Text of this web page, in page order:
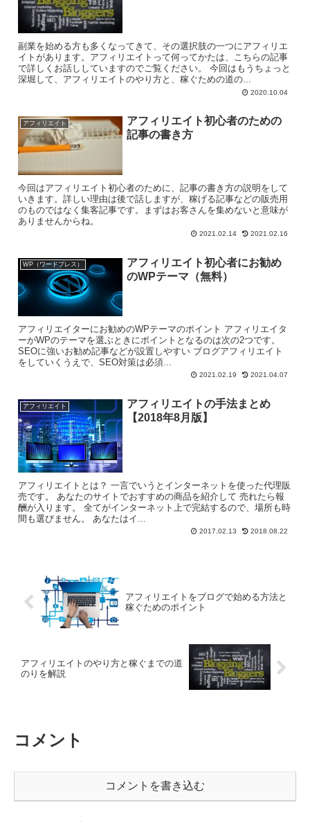
副業を始める方も多くなってきて、その選択肢の一つにアフィリエ
イトがあります。アフィリエイトって何ってかたは、こちらの記事
で詳しくお話ししていますのでご覧ください。 今回はもうちょっと
深堀して、アフィリエイトのやり方と、稼ぐための道の...
2020.10.04
アフィリエイト
アフィリエイト初心者のための
記事の書き方
今回はアフィリエイト初心者のために、記事の書き方の説明をして
いきます。詳しい理由は後で話しますが、稼げる記事などの販売用
のものではなく集客記事です。まずはお客さんを集めないと意味が
ありませんからね。
2021.02.14 2021.02.16
WP（ワードプレス）
アフィリエイト初心者にお勧め
のWPテーマ（無料）
アフィリエイターにお勧めのWPテーマのポイント アフィリエイタ
ーがWPのテーマを選ぶときにポイントとなるのは次の2つです。
SEOに強いお勧め記事などが設置しやすい ブログアフィリエイト
をしていくうえで、SEO対策は必須...
2021.02.19 2021.04.07
アフィリエイト
アフィリエイトの手法まとめ
【2018年8月版】
アフィリエイトとは？ 一言でいうとインターネットを使った代理販
売です。 あなたのサイトでおすすめの商品を紹介して 売れたら報
酬が入ります。 全てがインターネット上で完結するので、場所も時
間も選びません。 あなたはイ...
2017.02.13 2018.08.22
アフィリエイトをブログで始める方法と
稼ぐためのポイント
アフィリエイトのやり方と稼ぐまでの道
のりを解説
コメント
コメントを書き込む